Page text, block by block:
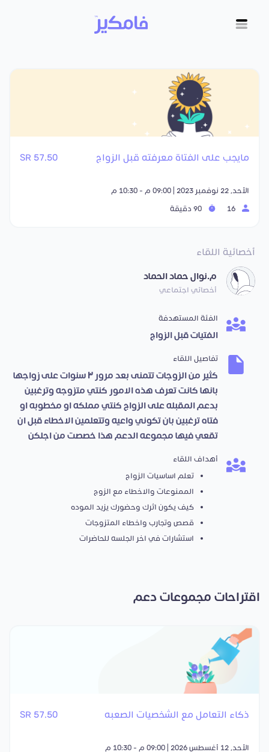
مايجب على الفتاة معرفته قبل الزواج 57.50 SR
الأحد, 22 نوفمبر 2023 | 09:00 م - 10:30 م
أخصائية اللقاء
م.نوال حماد الحماد
أخصائي اجتماعي
الفئة المستهدفة
الفتيات قبل الزواج
تفاصيل اللقاء
كثير من الزوجات تتمنى بعد مرور ٣ سنوات على زواجها
بانها كانت تعرف هذه الامور كنتي متزوجه وترغبين
بدعم المقبله على الزواج كنتي مملكه او مخطوبه او
فتاه ترغبين بان تكوني واعيه وتتعلمين الاخطاء قبل ان
تقعي فيها مجموعه الدعم هذا خصصت من اجلكن
أهداف اللقاء
تعلم اساسيات الزواج
الممنوعات والاخطاء مع الزوج
كيف يكون اثرك وحضورك يزيد الموده
قصص وتجارب واخطاء المتزوجات
استشارات في اخر الجلسه للحاضرات
اقتراحات مجموعات دعم
ذكاء التعامل مع الشخصيات الصعبه 57.50 SR
الأحد, 12 أغسطس 2026 | 09:00 م - 10:30 م